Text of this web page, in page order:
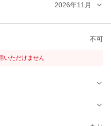
2026年11月
不可
いただけません